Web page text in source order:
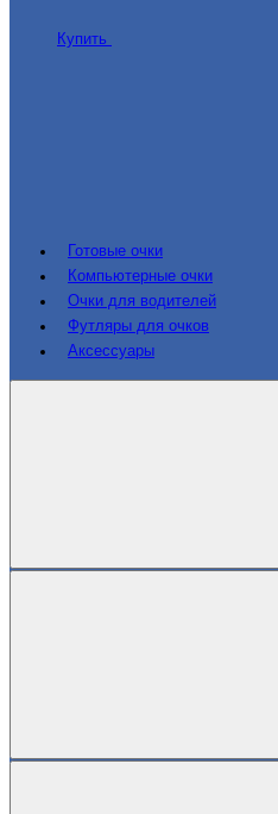
Купить
Готовые очки
Компьютерные очки
Очки для водителей
Футляры для очков
Аксессуары